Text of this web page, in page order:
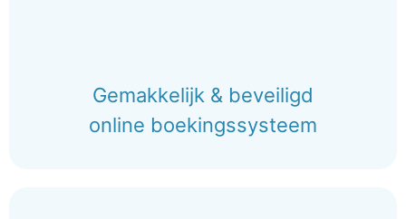
Gemakkelijk & beveiligd
online boekingssysteem